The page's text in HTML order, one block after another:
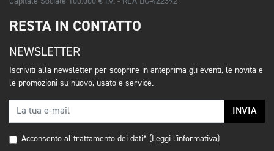
RESTA IN CONTATTO
NEWSLETTER
Iscriviti alla newsletter per scoprire in anteprima gli eventi, le novità e
le promozioni su nuovo, usato e service.
INVIA
Acconsento al trattamento dei dati* (Leggi l'informativa)